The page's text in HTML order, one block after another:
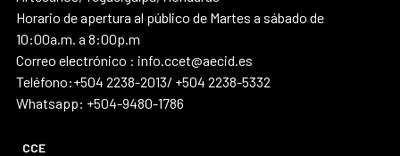
Horario de apertura al público de Martes a sábado de
10:00a.m. a 8:00p.m
Correo electrónico : info.ccet@aecid.es
Teléfono:+504 2238-2013/ +504 2238-5332
Whatsapp: +504-9480-1786
CCE